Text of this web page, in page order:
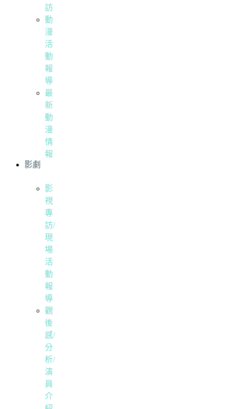
訪
動
漫
活
動
報
導
最
新
動
漫
情
報
影劇
影
視
專
訪/
現
場
活
動
報
導
觀
後
感/
分
析/
演
員
介